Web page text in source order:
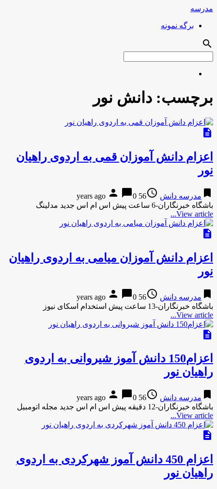
مدرسه
برگه نمونه
search
برچسب: دانش نور
description
اعزام دانش آموزان قمی به اردوی راهیان
نور
bookmark مدرسه دانش access_time
56 years ago
person chat_bubble0
باشگاه خبرنگاران-6 ساعت پیش اس ام اس جدید مدلینگ
View article...
description
اعزام دانش آموزان میامی به اردوی راهیان
نور
bookmark مدرسه دانش access_time
56 years ago
person chat_bubble0
باشگاه خبرنگاران-13 ساعت پیش استخدام اسکای نیوز
View article...
description
اعزام150 دانش آموز شیروانی به اردوی
راهیان نور
bookmark مدرسه دانش access_time
56 years ago
person chat_bubble0
باشگاه خبرنگاران-12 دقیقه پیش اس ام اس جدید مجله اتومبیل
View article...
description
اعزام 450 دانش آموز شهرکردی به اردوی
راهیان نور